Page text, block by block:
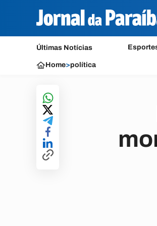
Últimas Notícias
Home>política